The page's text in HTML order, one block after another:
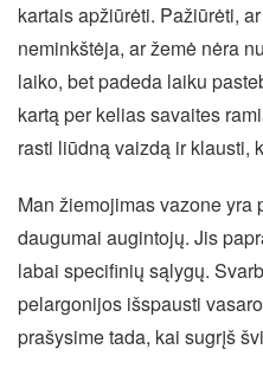
kartais apžiūrėti. Pažiūrėti,
neminkštėja, ar žemė nėra
laiko, bet padeda laiku
kartą per kelias savaites
rasti liūdną vaizdą ir klausti,
Man žiemojimas vazone yra
daugumai augintojų. Jis
labai specifinių sąlygų.
pelargonijos išspausti
prašysime tada, kai sugrįš